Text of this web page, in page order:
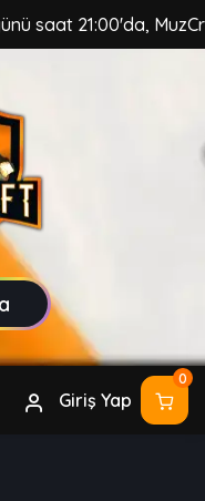
saat 21:00'da,
Giriş Yap
0